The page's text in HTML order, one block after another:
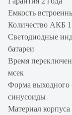
Емкость
Количество АКБ 1
Светодиодные
батареи
Время
мсек
Форма выходного
синусоиды
Материал